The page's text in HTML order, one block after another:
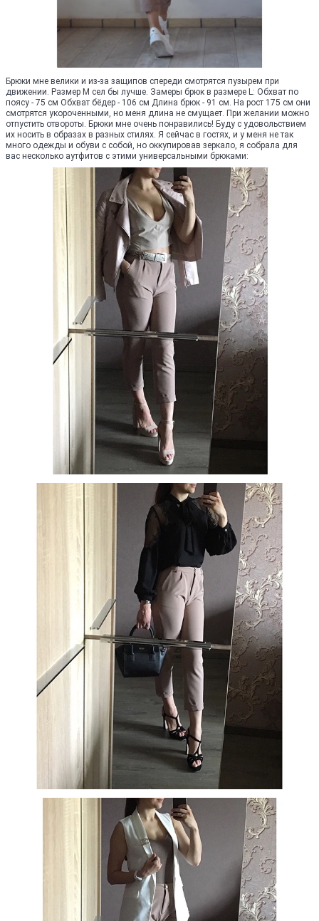
Брюки мне велики и из-за защипов спереди смотрятся пузырем при
движении. Размер М сел бы лучше. Замеры брюк в размере L: Обхват по
поясу - 75 см Обхват бёдер - 106 см Длина брюк - 91 см. На рост 175 см они
смотрятся укороченными, но меня длина не смущает. При желании можно
отпустить отвороты. Брюки мне очень понравились! Буду с удовольствием
их носить в образах в разных стилях. Я сейчас в гостях, и у меня не так
много одежды и обуви с собой, но оккупировав зеркало, я собрала для
вас несколько аутфитов с этими универсальными брюками: